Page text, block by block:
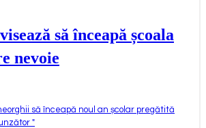
să înceapă școala
nevoie
să înceapă noul an școlar pregătită
"